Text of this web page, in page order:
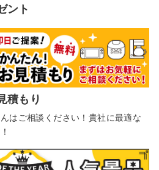
ント
積もり
はご相談ください！貴社に最適な